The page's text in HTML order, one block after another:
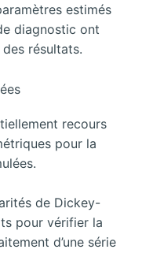
estimés
diagnostic ont
résultats.
recours
pour la
de Dickey-
pour vérifier la
d’une série